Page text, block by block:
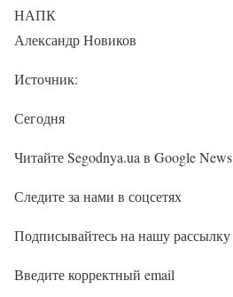
НАПК
Александр Новиков
Источник:
Сегодня
Читайте Segodnya.ua в Google News
Следите за нами в соцсетях
Подписывайтесь на нашу рассылку
Введите корректный email